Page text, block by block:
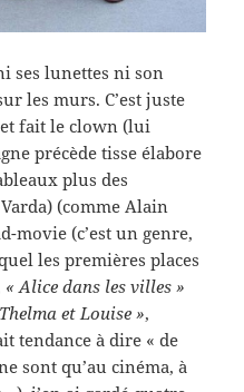
ses lunettes ni son
les murs. C’est juste
fait le clown (lui
précède tisse élabore
plus des
(comme Alain
movie (c’est un genre,
les premières places
« Alice dans les villes »
et Louise »,
tendance à dire « de
sont qu’au cinéma, à